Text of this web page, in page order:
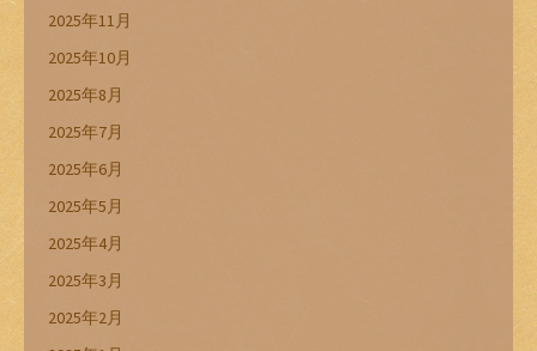
2025年11月
2025年10月
2025年8月
2025年7月
2025年6月
2025年5月
2025年4月
2025年3月
2025年2月